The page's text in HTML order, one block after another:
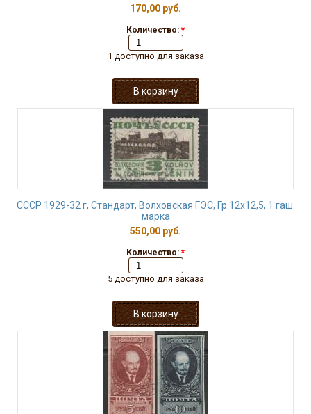
170,00 руб.
Количество: *
1 доступно для заказа
СССР 1929-32 г, Стандарт, Волховская ГЭС, Гр.12х12,5, 1 гаш.
марка
550,00 руб.
Количество: *
5 доступно для заказа